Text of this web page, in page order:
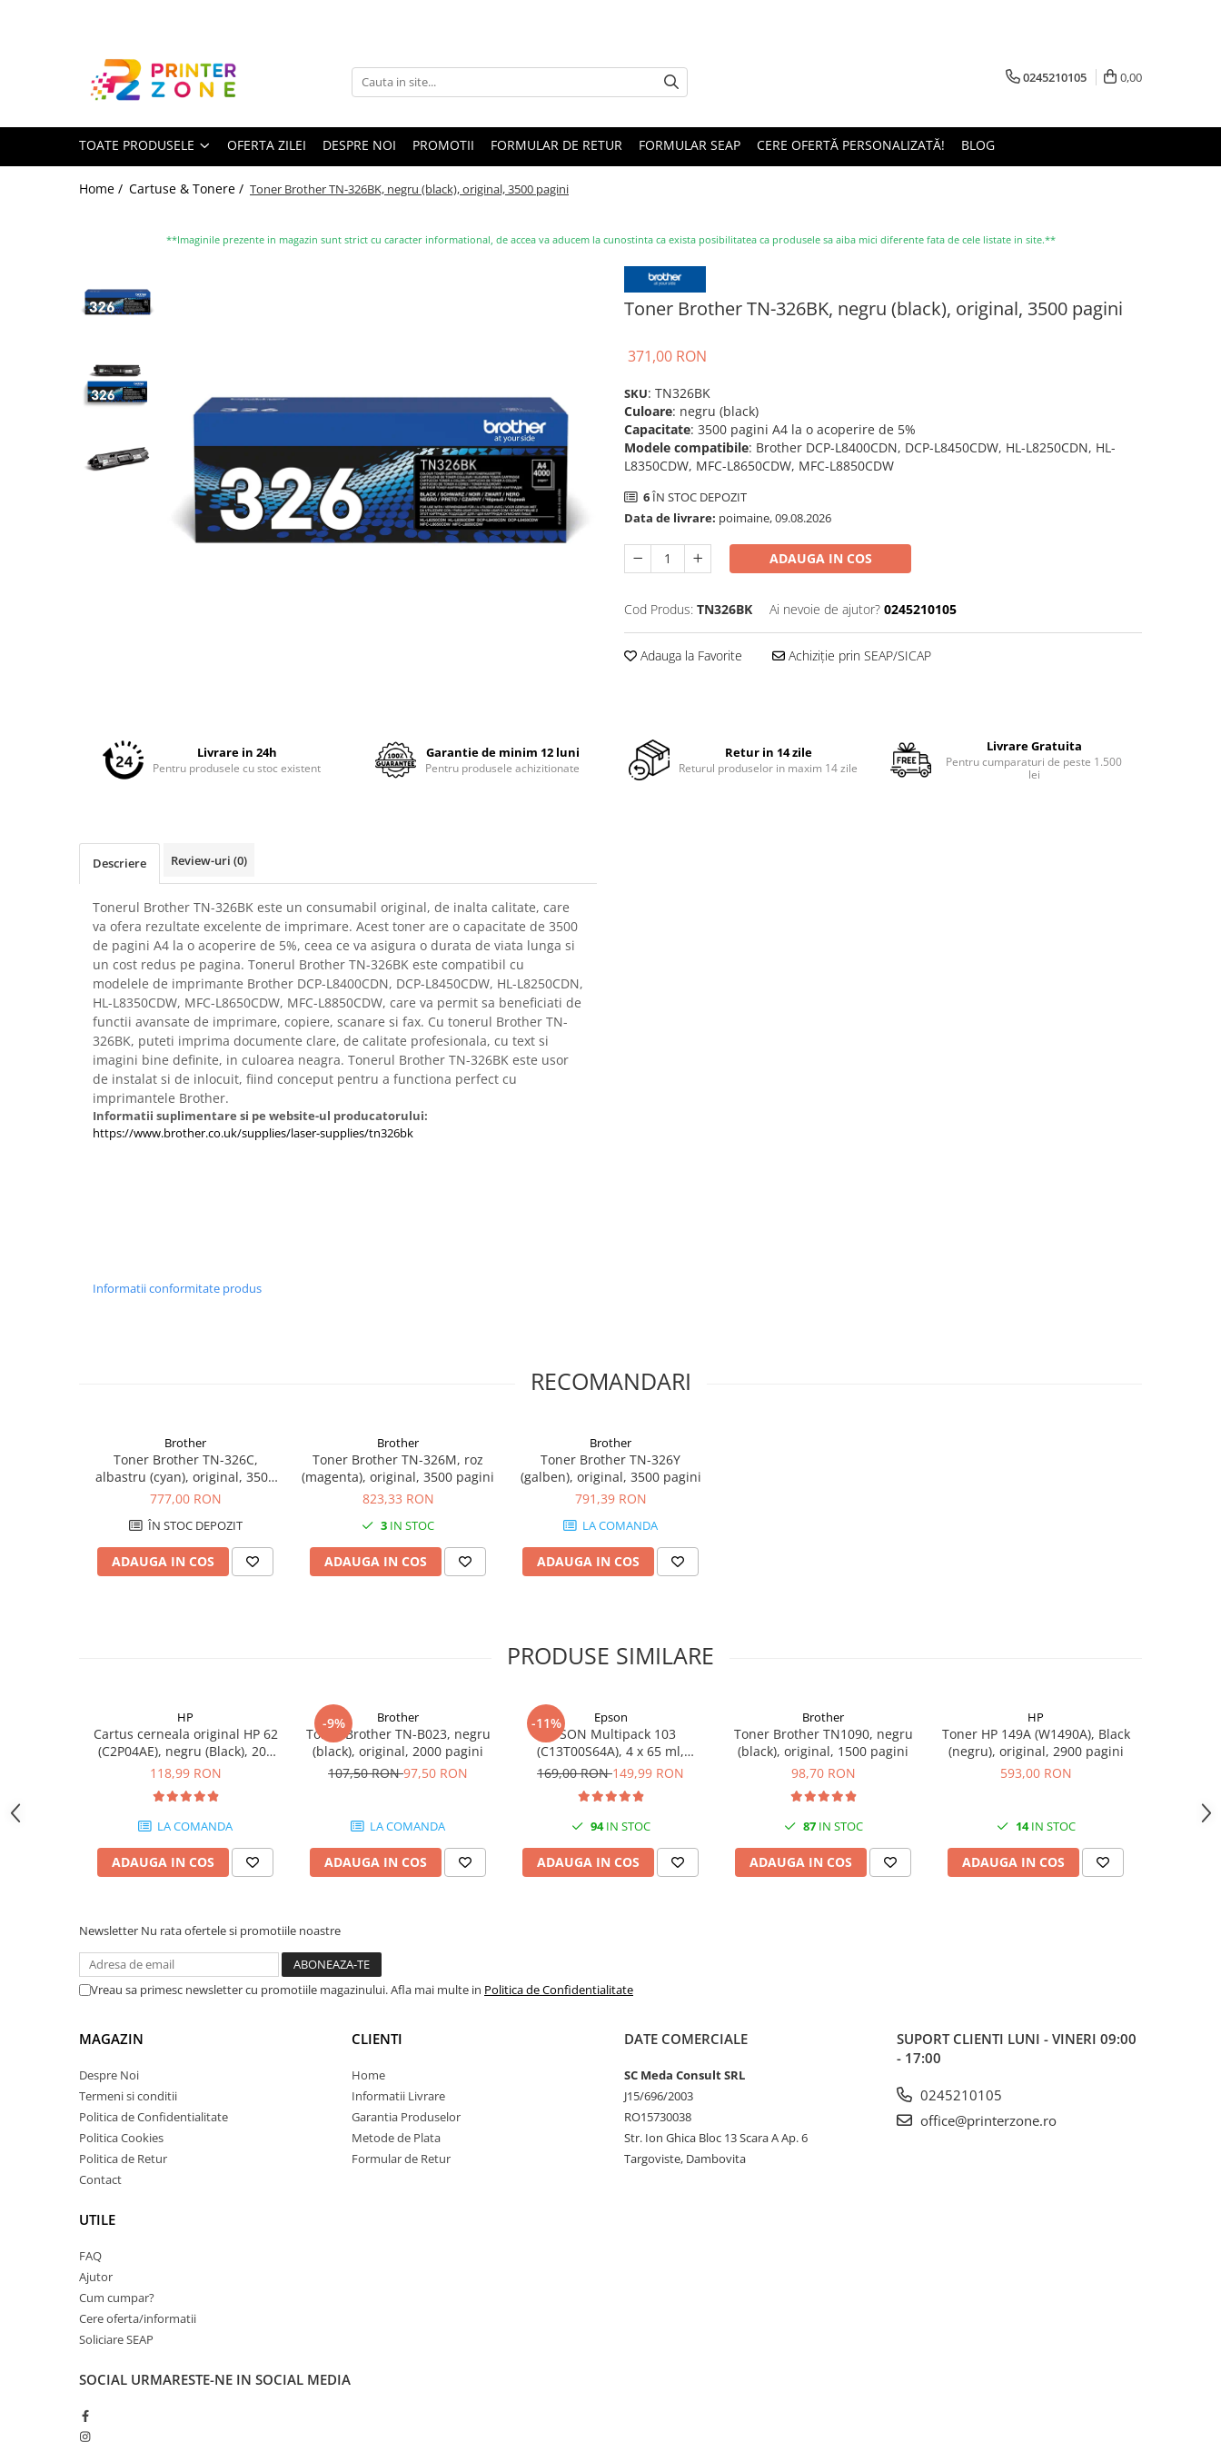
Toate Produsele
Imprimante cu jet
Imprimante matriciale
Accesorii multifunctionale
Piese schimb
Consumabile imprimanta
Cartuse compatibile
Drum unit compatibile
Filament imprimanta 3D
Laptopuri / notebookuri
Laptopuri gaming
Laptop-uri 2 in 1
Accesorii laptop
Piese si accesorii
Accesorii Printing
All-in-One PC
Pasta termica
Placi video profesionale
Hard disk-uri externe
Periferice PC
Web-cam-uri si sisteme
Alte periferice
Access Point-uri
Sisteme Mesh WiFi
Placi de retea
Conectori & mufe retea
Patch panel-uri
Injectoare PoE
0245210105 0,00
TOATE PRODUSELE OFERTA ZILEI DESPRE NOI PROMOTII FORMULAR DE RETUR FORMULAR SEAP CERE OFERTĂ PERSONALIZATĂ! BLOG
Home / Cartuse & Tonere / Toner Brother TN-326BK, negru (black), original, 3500 pagini
**Imaginile prezente in magazin sunt strict cu caracter informational, de accea va aducem la cunostinta ca exista posibilitatea ca produsele sa aiba mici diferente fata de cele listate in site.**
Toner Brother TN-326BK, negru (black), original, 3500 pagini
Facebook
371,00 RON
SKU: TN326BK
Culoare: negru (black)
Capacitate: 3500 pagini A4 la o acoperire de 5%
Modele compatibile: Brother DCP-L8400CDN, DCP-L8450CDW, HL-L8250CDN, HL-
L8350CDW, MFC-L8650CDW, MFC-L8850CDW
6ÎN STOC DEPOZIT
Data de livrare: poimaine, 09.08.2026
ADAUGA IN COS
Cod Produs: TN326BK Ai nevoie de ajutor? 0245210105
Adauga la Favorite Achiziție prin SEAP/SICAP
Livrare in 24h
Pentru produsele cu stoc existent
Garantie de minim 12 luni
Pentru produsele achizitionate
Retur in 14 zile
Returul produselor in maxim 14 zile
Livrare Gratuita
Pentru cumparaturi de peste 1.500
lei
Descriere Review-uri (0)
Tonerul Brother TN-326BK este un consumabil original, de inalta calitate, care
va ofera rezultate excelente de imprimare. Acest toner are o capacitate de 3500
de pagini A4 la o acoperire de 5%, ceea ce va asigura o durata de viata lunga si
un cost redus pe pagina. Tonerul Brother TN-326BK este compatibil cu
modelele de imprimante Brother DCP-L8400CDN, DCP-L8450CDW, HL-L8250CDN,
HL-L8350CDW, MFC-L8650CDW, MFC-L8850CDW, care va permit sa beneficiati de
functii avansate de imprimare, copiere, scanare si fax. Cu tonerul Brother TN-
326BK, puteti imprima documente clare, de calitate profesionala, cu text si
imagini bine definite, in culoarea neagra. Tonerul Brother TN-326BK este usor
de instalat si de inlocuit, fiind conceput pentru a functiona perfect cu
imprimantele Brother.
Informatii suplimentare si pe website-ul producatorului:
https://www.brother.co.uk/supplies/laser-supplies/tn326bk
Informatii conformitate produs
RECOMANDARI
Brother
Toner Brother TN-326C,
albastru (cyan), original, 3500
pagini
777,00 RON
ÎN STOC DEPOZIT
ADAUGA IN COS
Brother
Toner Brother TN-326M, roz
(magenta), original, 3500 pagini
823,33 RON
3 IN STOC
ADAUGA IN COS
Brother
Toner Brother TN-326Y
(galben), original, 3500 pagini
791,39 RON
LA COMANDA
ADAUGA IN COS
PRODUSE SIMILARE
HP
Cartus cerneala original HP 62
(C2P04AE), negru (Black), 200
pagini
118,99 RON
LA COMANDA
ADAUGA IN COS
-9% Brother
Toner Brother TN-B023, negru
(black), original, 2000 pagini
107,50 RON97,50 RON
LA COMANDA
ADAUGA IN COS
-11% Epson
EPSON Multipack 103
(C13T00S64A), 4 x 65 ml,
Black/Cyan/Magenta/Yellow
169,00 RON149,99 RON
94IN STOC
ADAUGA IN COS
Brother
Toner Brother TN1090, negru
(black), original, 1500 pagini
98,70 RON
87IN STOC
ADAUGA IN COS
HP
Toner HP 149A (W1490A), Black
(negru), original, 2900 pagini
593,00 RON
14IN STOC
ADAUGA IN COS
Newsletter Nu rata ofertele si promotiile noastre
Vreau sa primesc newsletter cu promotiile magazinului. Afla mai multe in Politica de Confidentialitate
MAGAZIN
Despre Noi
Termeni si conditii
Politica de Confidentialitate
Politica Cookies
Politica de Retur
Contact
UTILE
FAQ
Ajutor
Cum cumpar?
Cere oferta/informatii
Soliciare SEAP
CLIENTI
Home
Informatii Livrare
Garantia Produselor
Metode de Plata
Formular de Retur
DATE COMERCIALE
SC Meda Consult SRL
J15/696/2003
RO15730038
Str. Ion Ghica Bloc 13 Scara A Ap. 6
Targoviste, Dambovita
SUPORT CLIENTI LUNI - VINERI 09:00
- 17:00
0245210105
office@printerzone.ro
SOCIAL URMARESTE-NE IN SOCIAL MEDIA